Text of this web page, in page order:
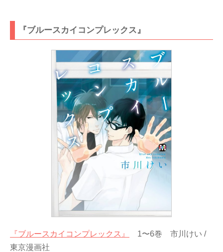
『ブルースカイコンプレックス』
『ブルースカイコンプレックス』
1〜6巻 市川けい /
東京漫画社